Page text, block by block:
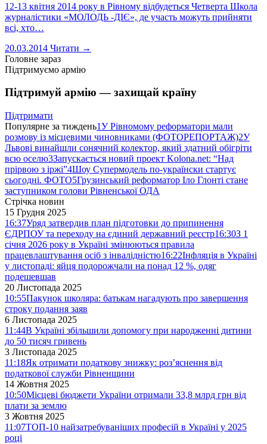
12-13 квітня 2014 року в Рівному відбудеться Четверта Школа
журналістики «МОЛОДЬ -ДІЄ», де участь можуть прийняти
всі, хто…
20.03.2014 Читати →
Головне зараз
Підтримуємо армію
Підтримуй армію — захищай країну
Підтримати
Популярне за тиждень1У Рівномому реформатори мали
розмову із місцевими чиновниками (ФОТОРЕПОРТАЖ)2У
Львові винайшли сонячний колектор, який здатний обігріти
всю оселю3Запускається новий проект Kolona.net: “Над
прірвою з іржі”4Шоу Супермодель по-українски стартує
сьогодні. ФОТО5Грузинський реформатор Іло Глонті стане
заступником голови Рівненської ОДА
Стрічка новин
15 Грудня 2025
16:37Уряд затвердив план підготовки до припинення
ЄДРПОУ та переходу на єдиний державний реєстр16:30З 1
січня 2026 року в Україні змінюються правила
працевлаштування осіб з інвалідністю16:22Інфляція в Україні
у листопаді: яйця подорожчали на понад 12 %, одяг
подешевшав
20 Листопада 2025
10:55Пакунок школяра: батькам нагадують про завершення
строку подання заяв
6 Листопада 2025
11:44В Україні збільшили допомогу при народженні дитини
до 50 тисяч гривень
3 Листопада 2025
11:18Як отримати податкову знижку: роз’яснення від
податкової служби Рівненщини
14 Жовтня 2025
10:50Місцеві бюджети України отримали 33,8 млрд грн від
плати за землю
3 Жовтня 2025
11:07ТОП-10 найзатребуваніших професій в Україні у 2025
році